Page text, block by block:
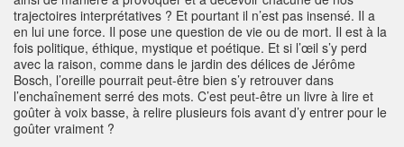
trajectoires interprétatives ? Et pourtant il n’est pas insensé. Il a
en lui une force. Il pose une question de vie ou de mort. Il est à la
fois politique, éthique, mystique et poétique. Et si l’œil s’y perd
avec la raison, comme dans le jardin des délices de Jérôme
Bosch, l’oreille pourrait peut-être bien s’y retrouver dans
l’enchaînement serré des mots. C’est peut-être un livre à lire et
goûter à voix basse, à relire plusieurs fois avant d’y entrer pour le
goûter vraiment ?